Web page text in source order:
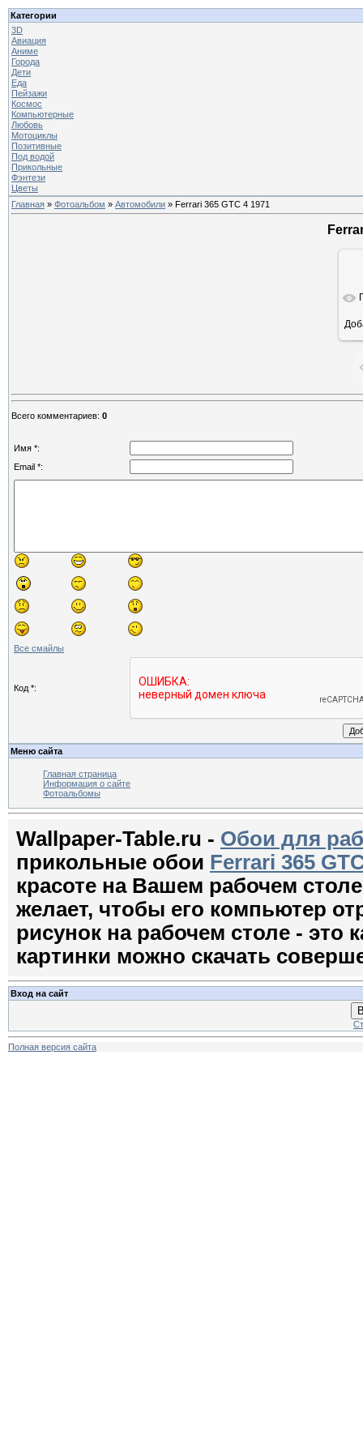
Категории
3D
Авиация
Аниме
Города
Дети
Еда
Пейзажи
Космос
Компьютерные
Любовь
Мотоциклы
Позитивные
Под водой
Прикольные
Фэнтези
Цветы
Главная » Фотоальбом » Автомобили » Ferrari 365 GTC 4 1971
Всего комментариев: 0
Имя *:
Email *:
Все смайлы
Код *:
Меню сайта
Главная страница
Информация о сайте
Фотоальбомы
Wallpaper-Table.ru - Обои для
прикольные обои Ferrari 365
красоте на Вашем рабочем
желает, чтобы его компьютер
рисунок на рабочем столе - это
картинки можно скачать
Вход на сайт
Полная версия сайта